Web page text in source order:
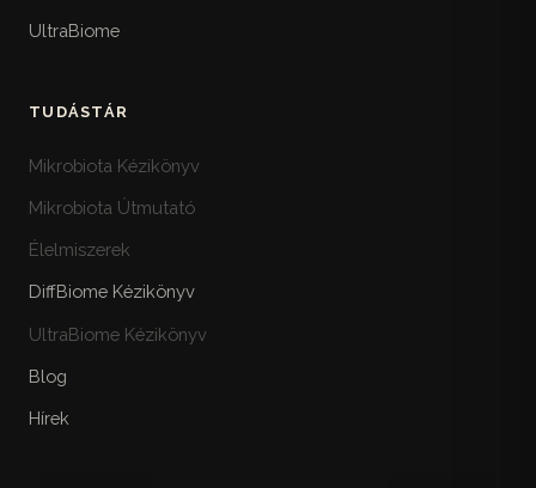
UltraBiome
TUDÁSTÁR
Mikrobiota Kézikönyv
Mikrobiota Útmutató
Élelmiszerek
DiffBiome Kézikönyv
UltraBiome Kézikönyv
Blog
Hírek